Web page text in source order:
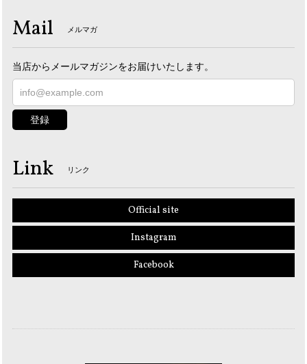
Mail メルマガ
当店からメールマガジンをお届けいたします。
登録
Link リンク
Official site
Instagram
Facebook